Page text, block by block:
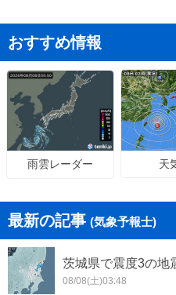
おすすめ情報
雨雲レーダー 天
最新の記事 (気象予報士)
茨城県で震度3の
08/08(土)03:48